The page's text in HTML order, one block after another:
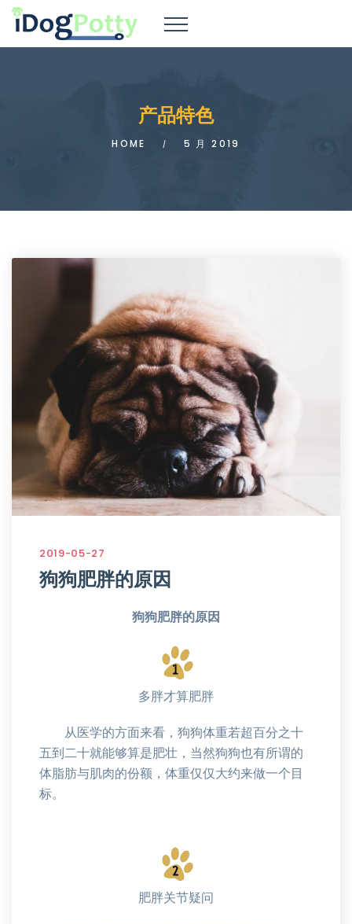
产品特色
HOME 5 月 2019
2019-05-27
狗狗肥胖的原因
狗狗肥胖的原因
多胖才算肥胖
从医学的方面来看，狗狗体重若超百分之十
五到二十就能够算是肥壮，当然狗狗也有所谓的
体脂肪与肌肉的份额，体重仅仅大约来做一个目
标。
肥胖关节疑问